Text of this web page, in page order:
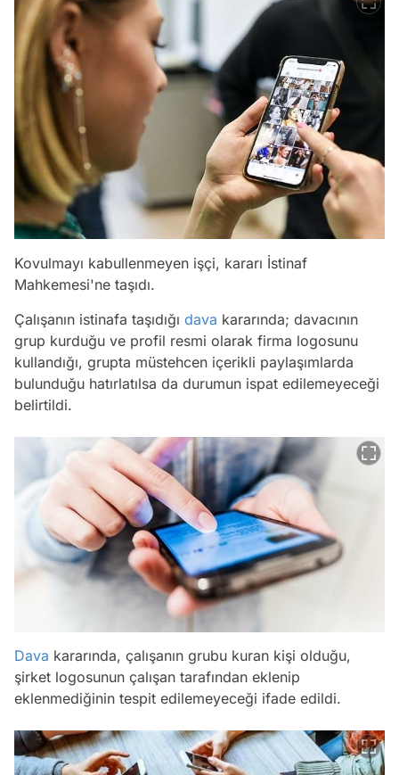
Kovulmayı kabullenmeyen işçi, kararı İstinaf
Mahkemesi'ne taşıdı.
Çalışanın istinafa taşıdığı dava kararında; davacının
grup kurduğu ve profil resmi olarak firma logosunu
kullandığı, grupta müstehcen içerikli paylaşımlarda
bulunduğu hatırlatılsa da durumun ispat edilemeyeceği
belirtildi.
Dava kararında, çalışanın grubu kuran kişi olduğu,
şirket logosunun çalışan tarafından eklenip
eklenmediğinin tespit edilemeyeceği ifade edildi.